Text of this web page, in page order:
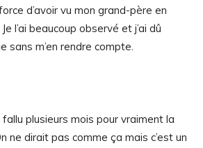
d’avoir vu mon grand-père en
l’ai beaucoup observé et j’ai dû
sans m’en rendre compte.
fallu plusieurs mois pour vraiment la
ne dirait pas comme ça mais c’est un